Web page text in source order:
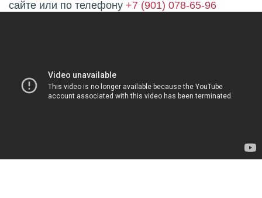
сайте или по телефону +7 (901) 078-65-96